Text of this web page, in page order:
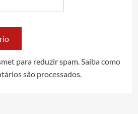
para reduzir spam.Saiba como
são processados.